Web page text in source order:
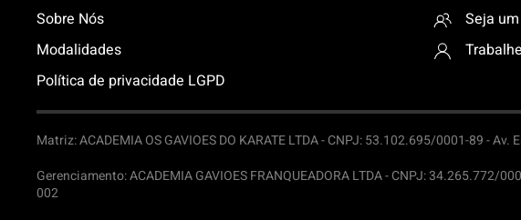
Sobre Nós
Modalidades
Política de privacidade LGPD
Seja
Matriz: ACADEMIA OS GAVIOES DO KARATE LTDA -CNPJ: 53.102.695/0001-89 - Av.
Gerenciamento: ACADEMIA GAVIOES FRANQUEADORA LTDA -CNPJ: 34.265.772/
002